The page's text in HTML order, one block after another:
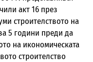
акт 16 през
строителството на
5 години преди да
на икономическата
строителство